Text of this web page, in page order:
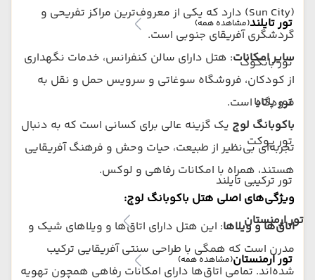
تور تایلند(مشاهده همه)
تور بانکوک
تور پاتایا
تور پوکت
تور ترکیبی تایلند
تور ارمنستان
تور ارمنستان(مشاهده همه)
(Sun City) دارد که یکی از معروف‌ترین مراکز تفریحی و
گردشگری آفریقای جنوبی است.
سایر امکانات: هتل دارای سالن کنفرانس، خدمات نگهداری
از کودکان، فروشگاه سوغاتی و سرویس حمل و نقل به
فرودگاه است.
باکوبانگ لوج یک گزینه عالی برای کسانی است که به دنبال
تجربه‌ای بی‌نظیر از طبیعت، حیات وحش و فرهنگ آفریقایی
هستند، همراه با امکانات رفاهی و لوکس.
ویژگی‌های اصلی هتل باکوبانگ لوج:
اتاق‌ها و ویلاها: این هتل دارای اتاق‌ها و ویلاهای شیک و
مدرن است که همگی با طراحی سنتی آفریقایی ترکیب
شده‌اند. تمامی اتاق‌ها دارای امکانات رفاهی همچون تهویه